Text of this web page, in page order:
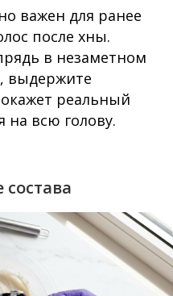
важен для ранее
после хны.
в незаметном
выдержите
реальный
на всю голову.